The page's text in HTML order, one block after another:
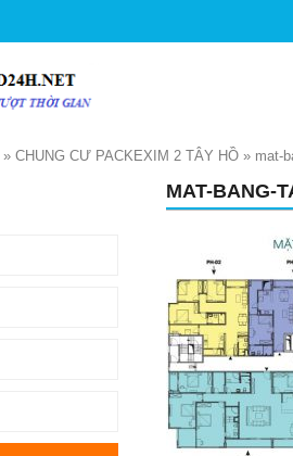
» CHUNG CƯ PACKEXIM 2 TÂY HỒ » mat-
MAT-BANG-